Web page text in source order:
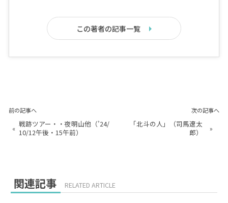
この著者の記事一覧
前の記事へ
« 戦跡ツアー・・夜明山他（’24/
10/12午後・15午前）
次の記事へ
「北斗の人」（司馬遼太
郎）
»
関連記事 RELATED ARTICLE